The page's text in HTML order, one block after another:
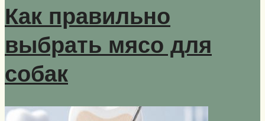
Как правильно
выбрать мясо для
собак